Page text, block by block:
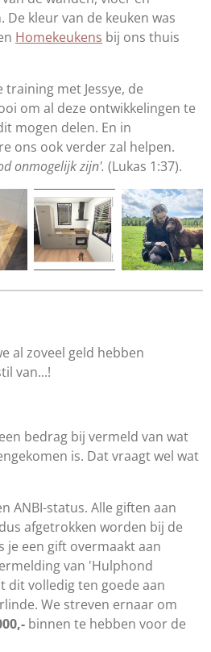
kleur van de keuken was
Homekeukens bij ons thuis
met Jessye, de
om al deze ontwikkelingen te
mogen delen. En in
ons ook verder zal helpen.
onmogelijk zijn'. (Lukas 1:37).
al zoveel geld hebben
van...!
bedrag bij vermeld van wat
is. Dat vraagt wel wat
ANBI-status. Alle giften aan
afgetrokken worden bij de
je een gift overmaakt aan
van 'Hulphond
dit volledig ten goede aan
We streven ernaar om
binnen te hebben voor de